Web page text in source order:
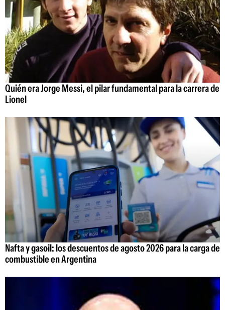
Quién era Jorge Messi, el pilar fundamental para la carrera de
Lionel
Nafta y gasoil: los descuentos de agosto 2026 para la carga de
combustible en Argentina